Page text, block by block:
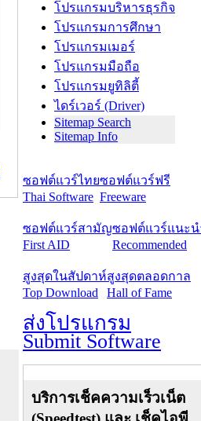
โปรแกรมบริหารธุรกิจ
โปรแกรมการศึกษา
โปรแกรมเมอร์
โปรแกรมมือถือ
โปรแกรมยูทิลิตี้
ไดร์เวอร์ (Driver)
Sitemap Search
Sitemap Info
ซอฟต์แวร์ไทย
Thai Software
ซอฟต์แวร์ฟรี
Freeware
ซอฟต์แวร์สามัญ
First AID
ซอฟต์แวร์แนะน
Recommended
สูงสุดในสัปดาห์
Top Download
สูงสุดตลอดกาล
Hall of Fame
ส่งโปรแกรม
Submit Software
บริการเช็คความเร็วเน็ต